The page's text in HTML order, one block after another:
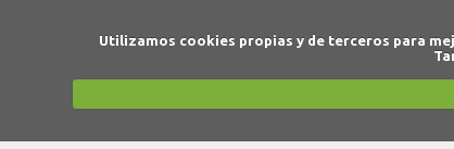
Utilizamos cookies propias y de terceros para